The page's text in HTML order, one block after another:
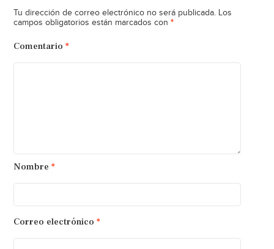
Tu dirección de correo electrónico no será publicada. Los
campos obligatorios están marcados con *
Comentario *
Nombre *
Correo electrónico *